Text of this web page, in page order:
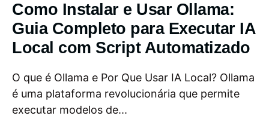
Como Instalar e Usar Ollama:
Guia Completo para Executar IA
Local com Script Automatizado
O que é Ollama e Por Que Usar IA Local? Ollama
é uma plataforma revolucionária que permite
executar modelos de...